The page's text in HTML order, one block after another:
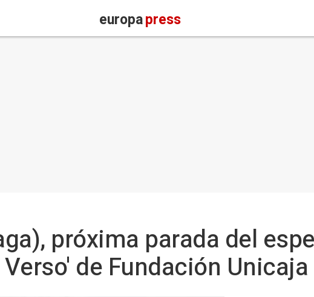
europapress
próxima parada del
de Fundación Unicaja